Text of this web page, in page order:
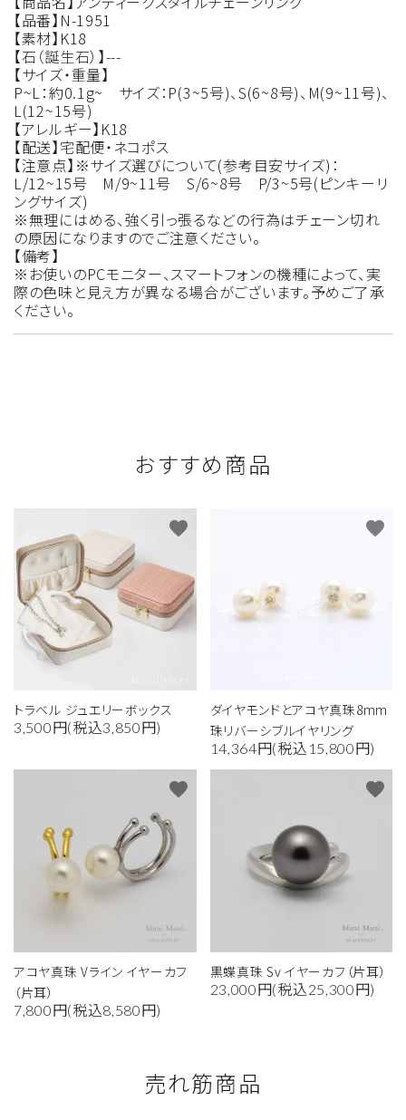
【品番】N-1951
【素材】K18
【石（誕生石）】---
【サイズ・重量】
P~L：約0.1g~ サイズ：P(3~5号)、S(6~8号)、M(9~11号)、
L(12~15号)
【アレルギー】K18
【配送】宅配便・ネコポス
【注意点】※サイズ選びについて(参考目安サイズ)：
L/12~15号 M/9~11号 S/6~8号 P/3~5号(ピンキーリ
ングサイズ)
※無理にはめる、強く引っ張るなどの行為はチェーン切れ
の原因になりますのでご注意ください。
【備考】
※お使いのPCモニター、スマートフォンの機種によって、実
際の色味と見え方が異なる場合がございます。予めご了承
ください。
おすすめ商品
トラベル ジュエリーボックス
3,500円(税込3,850円)
favorite
ダイヤモンドとアコヤ真珠8mm
珠リバーシブルイヤリング
14,364円(税込15,800円)
favorite
アコヤ真珠 Vライン イヤーカフ
（片耳）
7,800円(税込8,580円)
favorite
黒蝶真珠 Sv イヤーカフ（片耳）
23,000円(税込25,300円)
favorite
売れ筋商品